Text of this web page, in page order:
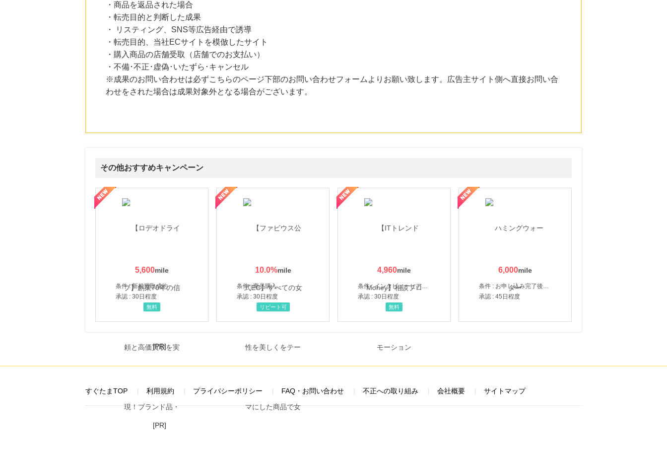
・商品を返品された場合
・転売目的と判断した成果
・ リスティング、SNS等広告経由で誘導
・転売目的、当社ECサイトを模倣したサイト
・購入商品の店舗受取（店舗でのお支払い）
・不備･不正･虚偽･いたずら･キャンセル
※成果のお問い合わせは必ずこちらのページ下部のお問い合わせフォームよりお願い致します。広告主サイト側へ直接お問い合
わせをされた場合は成果対象外となる場合がございます。
その他おすすめキャンペーン
5,600
条件 : 新規買取成約
承認 : 30日程度
無料
10.0%
条件 : 商品購入
承認 : 30日程度
くをテーマにした商品で女性の美を応援しています
リピート可
4,960
条件 : インタビューヒアリング完了
承認 : 30日程度
【ITトレンドMoney】相談プロモーション
無料
6,000
条件 : お申し込み完了後、決済登録完了と1ヶ月以内のサーバー初回設置。
承認 : 45日程度
ハミングウォーター【販売代理店】
[PR]
すぐたまTOP 利用規約 プライバシーポリシー FAQ・お問い合わせ 不正への取り組み 会社概要 サイトマップ
[PR]